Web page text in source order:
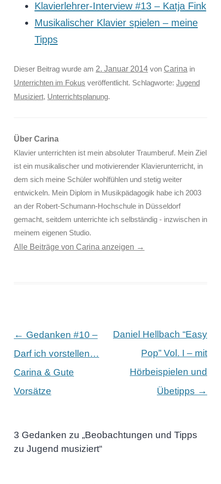
Klavierlehrer-Interview #13 – Katja Fink
Musikalischer Klavier spielen – meine
Tipps
Dieser Beitrag wurde am 2. Januar 2014von Carina in
Unterrichten im Fokus veröffentlicht. Schlagworte: Jugend
Musiziert, Unterrichtsplanung.
Über Carina
Klavier unterrichten ist mein absoluter Traumberuf. Mein Ziel
ist ein musikalischer und motivierender Klavierunterricht, in
dem sich meine Schüler wohlfühlen und stetig weiter
entwickeln. Mein Diplom in Musikpädagogik habe ich 2003
an der Robert-Schumann-Hochschule in Düsseldorf
gemacht, seitdem unterrichte ich selbständig - inzwischen in
meinem eigenen Studio.
Alle Beiträge von Carina anzeigen →
Beitragsnavigation
← Gedanken #10 –
Darf ich vorstellen…
Carina & Gute
Vorsätze
Daniel Hellbach “Easy
Pop” Vol. I – mit
Hörbeispielen und
Übetipps →
3 Gedanken zu „Beobachtungen und Tipps
zu Jugend musiziert“